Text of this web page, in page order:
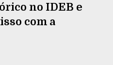
no IDEB e
com a